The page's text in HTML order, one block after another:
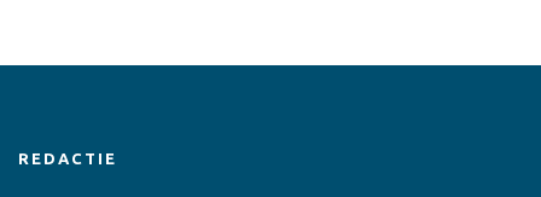
REDACTIE